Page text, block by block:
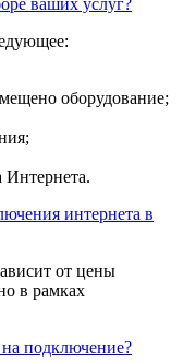
оборудование;
интернета в
от цены
в рамках
на подключение?